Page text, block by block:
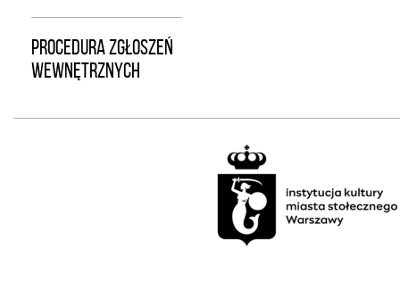
PROCEDURA ZGŁOSZEŃ
WEWNĘTRZNYCH